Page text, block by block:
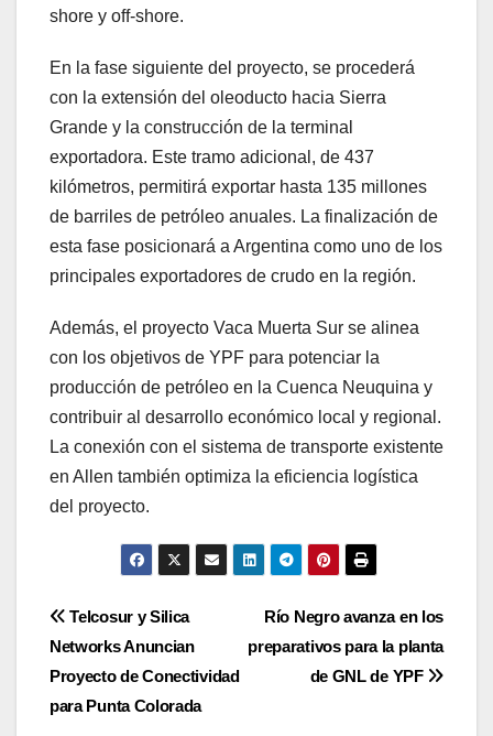
shore y off-shore.
En la fase siguiente del proyecto, se procederá
con la extensión del oleoducto hacia Sierra
Grande y la construcción de la terminal
exportadora. Este tramo adicional, de 437
kilómetros, permitirá exportar hasta 135 millones
de barriles de petróleo anuales. La finalización de
esta fase posicionará a Argentina como uno de los
principales exportadores de crudo en la región.
Además, el proyecto Vaca Muerta Sur se alinea
con los objetivos de YPF para potenciar la
producción de petróleo en la Cuenca Neuquina y
contribuir al desarrollo económico local y regional.
La conexión con el sistema de transporte existente
en Allen también optimiza la eficiencia logística
del proyecto.
Navegación
de
entradas
Río Negro avanza en los
preparativos para la planta
de GNL de YPF
Telcosur y Silica
Networks Anuncian
Proyecto de Conectividad
para Punta Colorada